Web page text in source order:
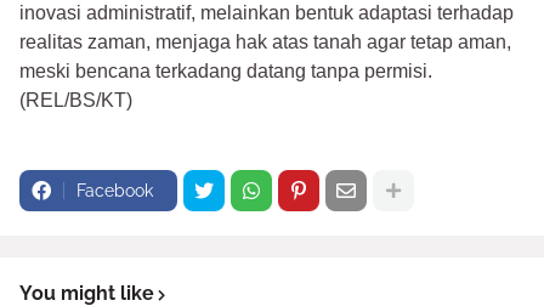
inovasi administratif, melainkan bentuk adaptasi terhadap
realitas zaman, menjaga hak atas tanah agar tetap aman,
meski bencana terkadang datang tanpa permisi.
(REL/BS/KT)
Facebook
You might like